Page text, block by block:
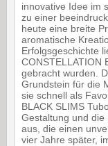
innovative Idee im
zu einer
heute eine breite
aromatische
Erfolgsgeschichte
CONSTELLATION
gebracht wurden.
Grundstein für die
sie schnell als
BLACK SLIMS
Gestaltung und die
aus, die einen
vier Jahre später,